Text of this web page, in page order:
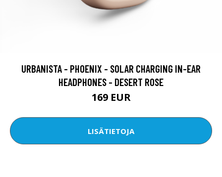
URBANISTA - PHOENIX - SOLAR CHARGING IN-EAR
HEADPHONES - DESERT ROSE
169 EUR
LISÄTIETOJA